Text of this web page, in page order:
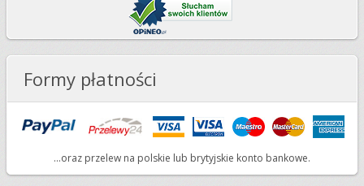
Formy płatności
...oraz przelew na polskie lub brytyjskie konto bankowe.